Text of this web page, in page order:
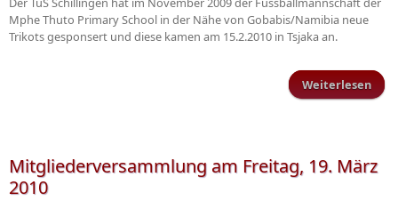
Mphe Thuto Primary School in der Nähe von Gobabis/Namibia neue
Trikots gesponsert und diese kamen am 15.2.2010 in Tsjaka an.
Weiterlesen
Mitgliederversammlung am Freitag, 19. März
2010